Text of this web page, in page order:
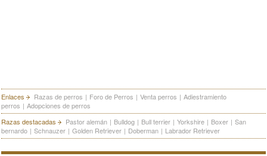
Enlaces Razas de perros | Foro de Perros | Venta perros | Adiestramiento
perros | Adopciones de perros
Razas destacadas
Pastor alemán | Bulldog | Bull terrier | Yorkshire | Boxer | San
bernardo | Schnauzer | Golden Retriever | Doberman | Labrador Retriever